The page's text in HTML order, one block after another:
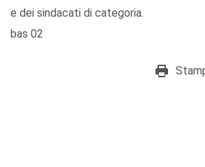
e dei sindacati di categoria.
bas 02